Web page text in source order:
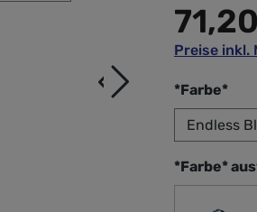
Preise inkl.
*Farbe*
*Farbe*